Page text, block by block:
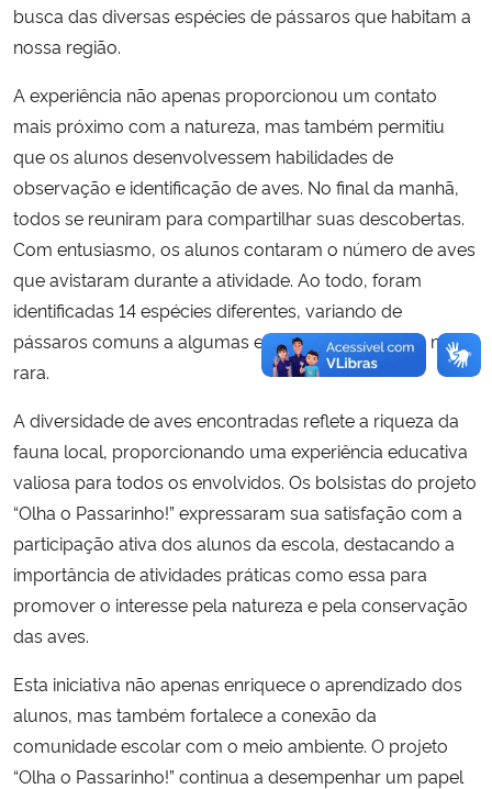
busca das diversas espécies de pássaros que habitam a
nossa região.
A experiência não apenas proporcionou um contato
mais próximo com a natureza, mas também permitiu
que os alunos desenvolvessem habilidades de
observação e identificação de aves. No final da manhã,
todos se reuniram para compartilhar suas descobertas.
Com entusiasmo, os alunos contaram o número de aves
que avistaram durante a atividade. Ao todo, foram
identificadas 14 espécies diferentes, variando de
pássaros comuns a algumas espécies de aparição mais
rara.
A diversidade de aves encontradas reflete a riqueza da
fauna local, proporcionando uma experiência educativa
valiosa para todos os envolvidos. Os bolsistas do projeto
“Olha o Passarinho!” expressaram sua satisfação com a
participação ativa dos alunos da escola, destacando a
importância de atividades práticas como essa para
promover o interesse pela natureza e pela conservação
das aves.
Esta iniciativa não apenas enriquece o aprendizado dos
alunos, mas também fortalece a conexão da
comunidade escolar com o meio ambiente. O projeto
“Olha o Passarinho!” continua a desempenhar um papel